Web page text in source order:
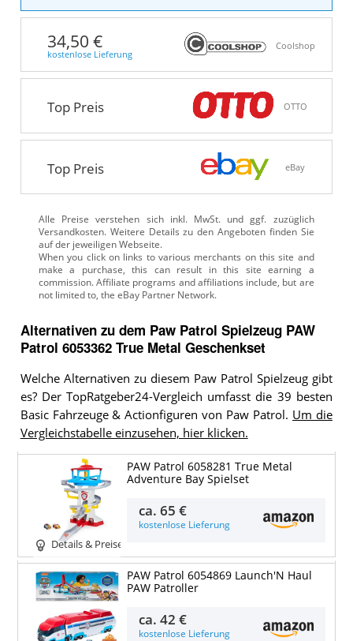
34,50 €
kostenlose Lieferung
Coolshop
Top Preis OTTO
Top Preis eBay
Alle Preise verstehen sich inkl. MwSt. und ggf. zuzüglich
Versandkosten. Weitere Details zu den Angeboten finden Sie
auf der jeweiligen Webseite.
Alternativen zu dem Paw Patrol Spielzeug PAW
Patrol 6053362 True Metal Geschenkset
Welche Alternativen zu diesem Paw Patrol Spielzeug gibt
es? Der TopRatgeber24-Vergleich umfasst die 39 besten
Basic Fahrzeuge & Actionfiguren von Paw Patrol. Um die
Vergleichstabelle einzusehen, hier klicken.
Details & Preise
PAW Patrol 6058281 True Metal
Adventure Bay Spielset
ca.65 €
kostenlose Lieferung
PAW Patrol 6054869 Launch'N Haul
PAW Patroller
ca.42 €
kostenlose Lieferung